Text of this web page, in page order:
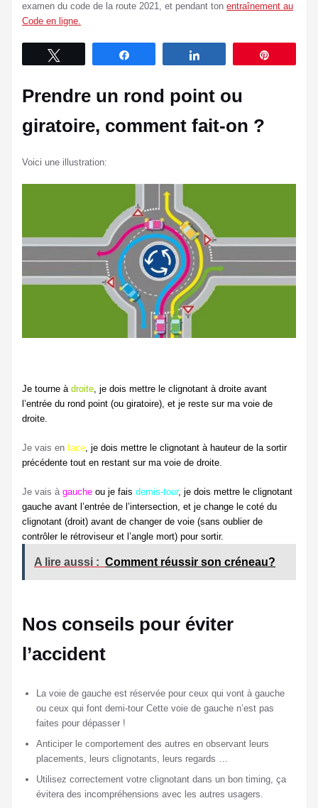
examen du code de la route 2021, et pendant ton entraînement au
Code en ligne.
Prendre un rond point ou
giratoire, comment fait-on ?
Voici une illustration:
Je tourne à droite, je dois mettre le clignotant à droite avant
l’entrée du rond point (ou giratoire), et je reste sur ma voie de
droite.
Je vais en face, je dois mettre le clignotant à hauteur de la sortir
précédente tout en restant sur ma voie de droite.
Je vais à gauche ou je fais demis-tour, je dois mettre le clignotant
gauche avant l’entrée de l’intersection, et je change le coté du
clignotant (droit) avant de changer de voie (sans oublier de
contrôler le rétroviseur et l’angle mort) pour sortir.
A lire aussi : Comment réussir son créneau?
Nos conseils pour éviter
l’accident
La voie de gauche est réservée pour ceux qui vont à gauche
ou ceux qui font demi-tour Cette voie de gauche n’est pas
faites pour dépasser !
Anticiper le comportement des autres en observant leurs
placements, leurs clignotants, leurs regards …
Utilisez correctement votre clignotant dans un bon timing, ça
évitera des incompréhensions avec les autres usagers.